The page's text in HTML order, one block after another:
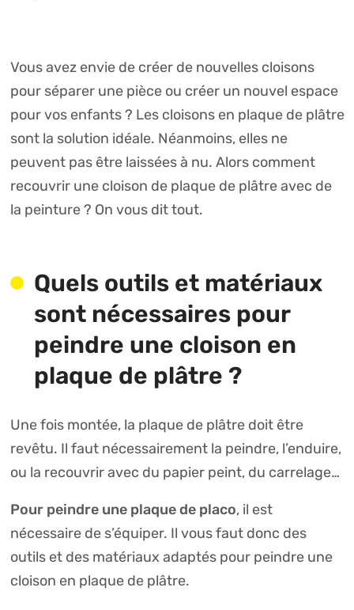
Vous avez envie de créer de nouvelles cloisons
pour séparer une pièce ou créer un nouvel espace
pour vos enfants ? Les cloisons en plaque de plâtre
sont la solution idéale. Néanmoins, elles ne
peuvent pas être laissées à nu. Alors comment
recouvrir une cloison de plaque de plâtre avec de
la peinture ? On vous dit tout.
Quels outils et matériaux
sont nécessaires pour
peindre une cloison en
plaque de plâtre ?
Une fois montée, la plaque de plâtre doit être
revêtu. Il faut nécessairement la peindre, l’enduire,
ou la recouvrir avec du papier peint, du carrelage…
Pour peindre une plaque de placo, il est
nécessaire de s’équiper. Il vous faut donc des
outils et des matériaux adaptés pour peindre une
cloison en plaque de plâtre.